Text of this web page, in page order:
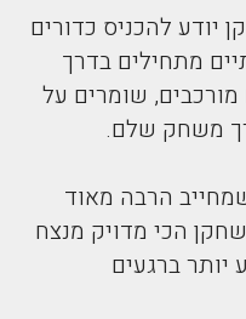
יודע להכניס כדורים
מתחילים בדרך
שומרים על
משחק שלם.
הרבה מאוד
הכי מדויק מנצח
ברגעים